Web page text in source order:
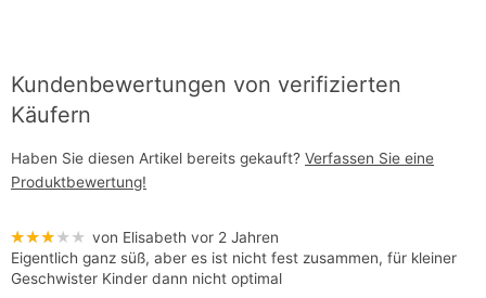
Kundenbewertungen von verifizierten
Käufern
Haben Sie diesen Artikel bereits gekauft? Verfassen Sie eine
Produktbewertung!
★★★★★ von Elisabeth vor 2 Jahren
Eigentlich ganz süß, aber es ist nicht fest zusammen, für kleiner
Geschwister Kinder dann nicht optimal